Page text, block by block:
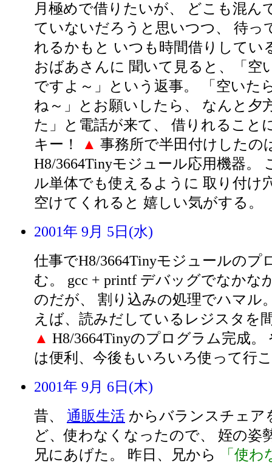
月極めで借りたいが、 どこも混ん
ていないだろうと思いつつ、 待っ
れるかもと いつも時間借りしてい
おばあさんに 聞いて見ると、「空
ですよ～」という返事。 「空いた
ね～」とお願いしたら、 なんと夕
た」と電話が来て、 借りれること
キー！
▲ 事務所で半田付けしたの
H8/3664Tinyモジュール応用機器。
ル単体でも使えるように 取り付け
空けてくれると 嬉しい気がする。
2001年 9月 5日(水)
仕事でH8/3664Tinyモジュールのプ
む。 gcc + printf デバッグでなかな
のだが、 割り込みの処理でハマル
えば、読みだしているレジスタを
▲ H8/3664Tinyのプログラム完成
は便利、今後もいろいろ使って行
2001年 9月 6日(木)
昔、 通販生活 からバランスチェア
ど、使わなくなったので、 姪の姿
兄にあげた。 昨日、兄から
「使